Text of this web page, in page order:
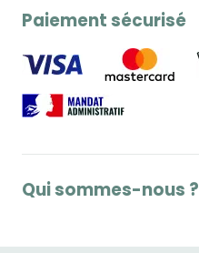
Paiement sécurisé
Qui sommes-nous ?